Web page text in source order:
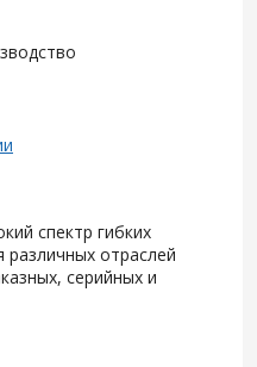
спектр гибких
отраслей
серийных и